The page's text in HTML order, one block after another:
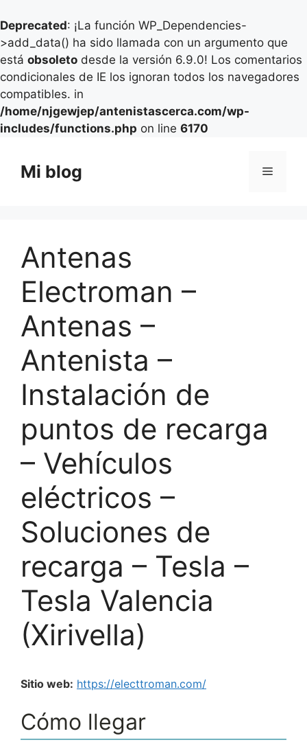
Deprecated: ¡La función WP_Dependencies-
>add_data() ha sido llamada con un argumento que
está obsoleto desde la versión 6.9.0! Los comentarios
condicionales de IE los ignoran todos los navegadores
compatibles. in
/home/njgewjep/antenistascerca.com/wp-
includes/functions.php on line 6170
contenido
Mi blog Menú
Antenas
Electroman –
Antenas –
Antenista –
Instalación de
puntos de recarga
– Vehículos
eléctricos –
Soluciones de
recarga – Tesla –
Tesla Valencia
(Xirivella)
Sitio web: https://electtroman.com/
Cómo llegar